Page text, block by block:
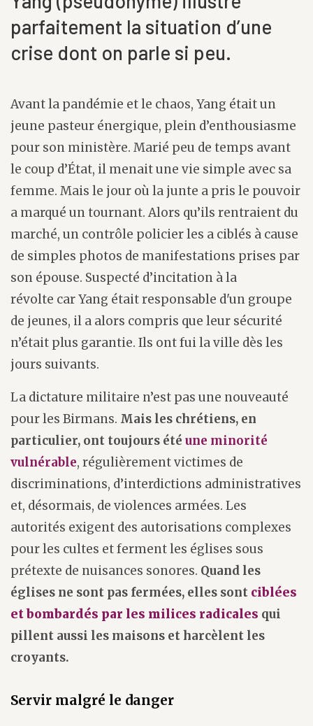
parfaitement la situation d’une
crise dont on parle si peu.
Avant la pandémie et le chaos, Yang était un
jeune pasteur énergique, plein d’enthousiasme
pour son ministère. Marié peu de temps avant
le coup d’État, il menait une vie simple avec sa
femme. Mais le jour où la junte a pris le pouvoir
a marqué un tournant. Alors qu’ils rentraient du
marché, un contrôle policier les a ciblés à cause
de simples photos de manifestations prises par
son épouse. Suspecté d’incitation à la
révolte car Yang était responsable d'un groupe
de jeunes, il a alors compris que leur sécurité
n’était plus garantie. Ils ont fui la ville dès les
jours suivants.
La dictature militaire n’est pas une nouveauté
pour les Birmans. Mais les chrétiens, en
particulier, ont toujours été une minorité
vulnérable, régulièrement victimes de
discriminations, d’interdictions administratives
et, désormais, de violences armées. Les
autorités exigent des autorisations complexes
pour les cultes et ferment les églises sous
prétexte de nuisances sonores. Quand les
églises ne sont pas fermées, elles sont ciblées
et bombardés par les milices radicales qui
pillent aussi les maisons et harcèlent les
croyants.
Servir malgré le danger